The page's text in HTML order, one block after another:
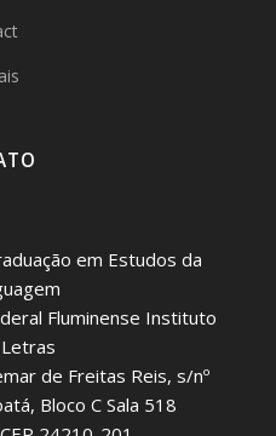
em Estudos da
Fluminense Instituto
de Freitas Reis, s/nº
Bloco C Sala 518